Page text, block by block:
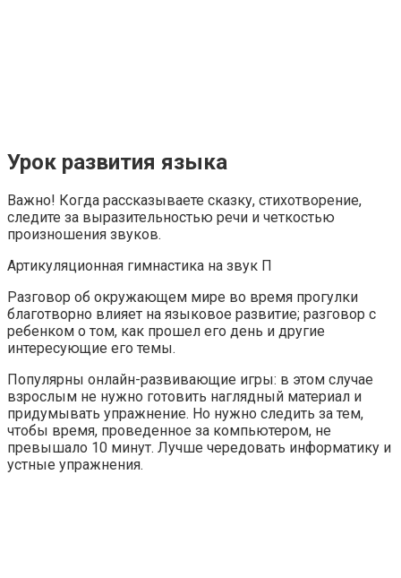
Урок развития языка
Важно! Когда рассказываете сказку, стихотворение,
следите за выразительностью речи и четкостью
произношения звуков.
Артикуляционная гимнастика на звук П
Разговор об окружающем мире во время прогулки
благотворно влияет на языковое развитие; разговор с
ребенком о том, как прошел его день и другие
интересующие его темы.
Популярны онлайн-развивающие игры: в этом случае
взрослым не нужно готовить наглядный материал и
придумывать упражнение. Но нужно следить за тем,
чтобы время, проведенное за компьютером, не
превышало 10 минут. Лучше чередовать информатику и
устные упражнения.